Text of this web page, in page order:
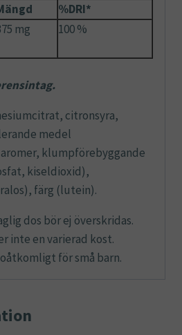
%DRI*
mg 100 %
citronsyra,
medel
klumpförebyggande
kiseldioxid),
färg (lutein).
dos bör ej överskridas.
inte en varierad kost.
för små barn.